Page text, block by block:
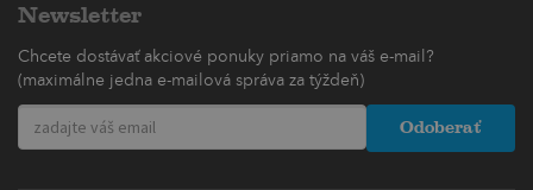
Newsletter
Chcete dostávať akciové ponuky priamo na váš e-mail?
(maximálne jedna e-mailová správa za týždeň)
Odoberať